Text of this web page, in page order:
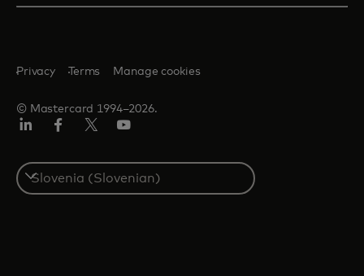
© Mastercard 1994–2026.
Privacy Terms Manage cookies
Select
a
country